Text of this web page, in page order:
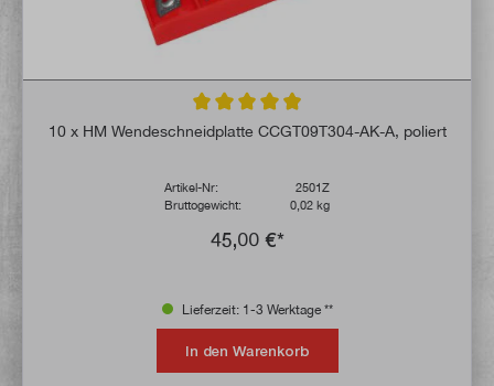
Durchschnittliche Bewertung von 4.9 von
10 x HM Wendeschneidplatte CCGT09T304-AK-A, poliert
Artikel-Nr:
2501Z
Bruttogewicht:
0,02 kg
45,00 €*
Lieferzeit: 1-3 Werktage **
In den Warenkorb